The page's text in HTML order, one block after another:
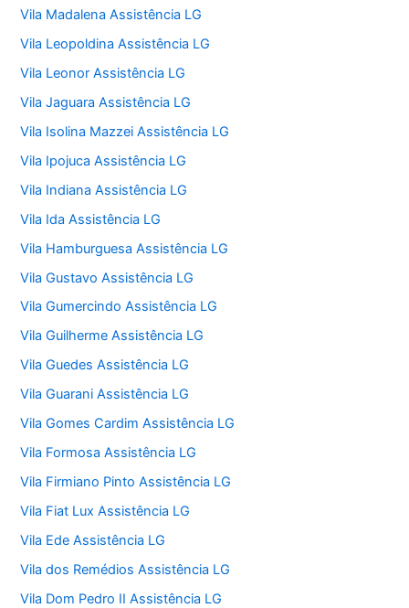
Vila Madalena Assistência LG
Vila Leopoldina Assistência LG
Vila Leonor Assistência LG
Vila Jaguara Assistência LG
Vila Isolina Mazzei Assistência LG
Vila Ipojuca Assistência LG
Vila Indiana Assistência LG
Vila Ida Assistência LG
Vila Hamburguesa Assistência LG
Vila Gustavo Assistência LG
Vila Gumercindo Assistência LG
Vila Guilherme Assistência LG
Vila Guedes Assistência LG
Vila Guarani Assistência LG
Vila Gomes Cardim Assistência LG
Vila Formosa Assistência LG
Vila Firmiano Pinto Assistência LG
Vila Fiat Lux Assistência LG
Vila Ede Assistência LG
Vila dos Remédios Assistência LG
Vila Dom Pedro II Assistência LG